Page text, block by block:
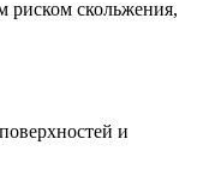
риском скольжения,
и